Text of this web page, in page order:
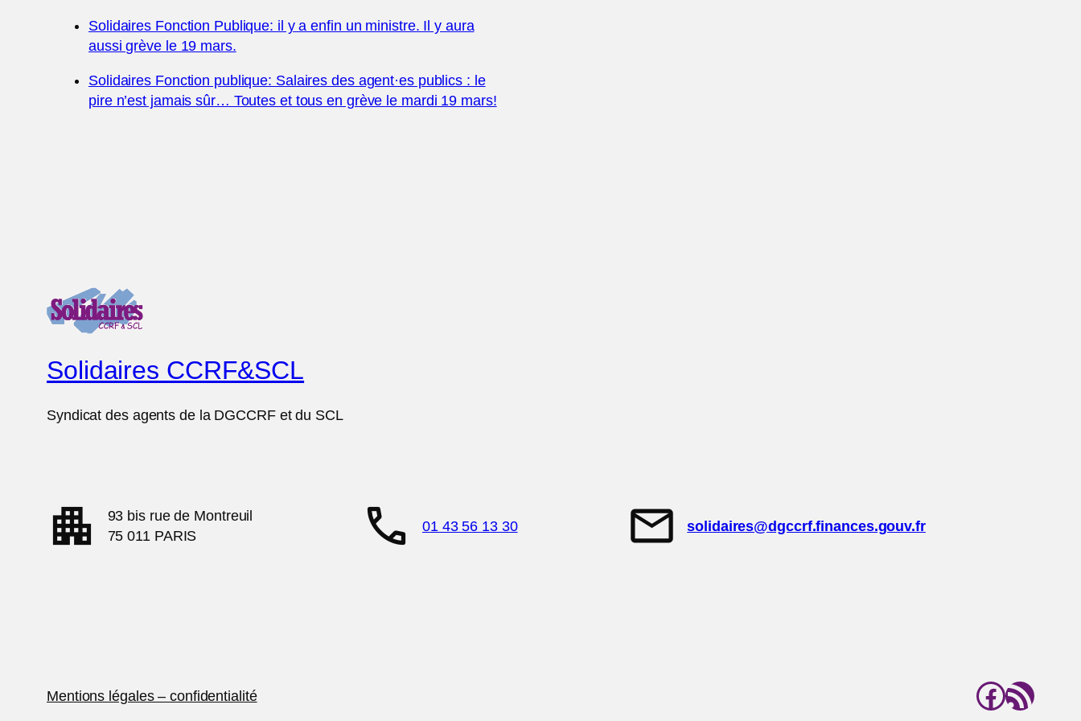
Solidaires Fonction Publique: il y a enfin un ministre. Il y aura
aussi grève le 19 mars.
Solidaires Fonction publique: Salaires des agent·es publics : le
pire n’est jamais sûr… Toutes et tous en grève le mardi 19 mars!
Solidaires CCRF&SCL
Syndicat des agents de la DGCCRF et du SCL
apartment
93 bis rue de Montreuil
75 011 PARIS
call 01 43 56 13 30 mail solidaires@dgccrf.finances.gouv.fr
Mentions légales – confidentialité Flux RSS